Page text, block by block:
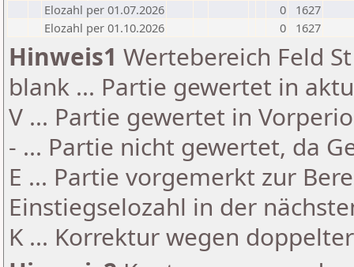
Elozahl per 01.07.2026
0
1627
Elozahl per 01.10.2026
0 1627
Hinweis1 Wertebereich Feld
blank ... Partie gewertet in
V ... Partie gewertet in
- ... Partie nicht gewertet, da
E ... Partie vorgemerkt zur
Einstiegselozahl in der
K ... Korrektur wegen